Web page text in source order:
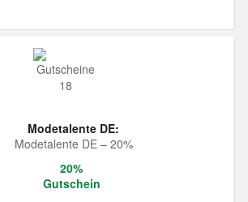
Modetalente DE:
Modetalente DE – 20%
20%
Gutschein